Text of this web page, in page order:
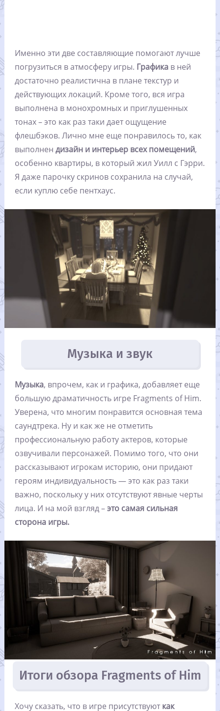
Именно эти две составляющие помогают лучше
погрузиться в атмосферу игры. Графика в ней
достаточно реалистична в плане текстур и
действующих локаций. Кроме того, вся игра
выполнена в монохромных и приглушенных
тонах – это как раз таки дает ощущение
флешбэков. Лично мне еще понравилось то, как
выполнендизайн и интерьер всех помещений,
особенно квартиры, в который жил Уилл с Гэрри.
Я даже парочку скринов сохранила на случай,
если куплю себе пентхаус.
Музыка и звук
Музыка, впрочем, как и графика, добавляет еще
большую драматичность игре Fragments of Him.
Уверена, что многим понравится основная тема
саундтрека. Ну и как же не отметить
профессиональную работу актеров, которые
озвучивали персонажей. Помимо того, что они
рассказывают игрокам историю, они придают
героям индивидуальность — это как раз таки
важно, поскольку у них отсутствуют явные черты
лица. И на мой взгляд –это самая сильная
сторона игры.
Итоги обзора Fragments of Him
Хочу сказать, что в игре присутствуют как